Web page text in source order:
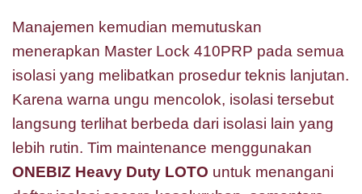
Manajemen kemudian memutuskan
menerapkan Master Lock 410PRP pada semua
isolasi yang melibatkan prosedur teknis lanjutan.
Karena warna ungu mencolok, isolasi tersebut
langsung terlihat berbeda dari isolasi lain yang
lebih rutin. Tim maintenance menggunakan
ONEBIZ Heavy Duty LOTO untuk menangani